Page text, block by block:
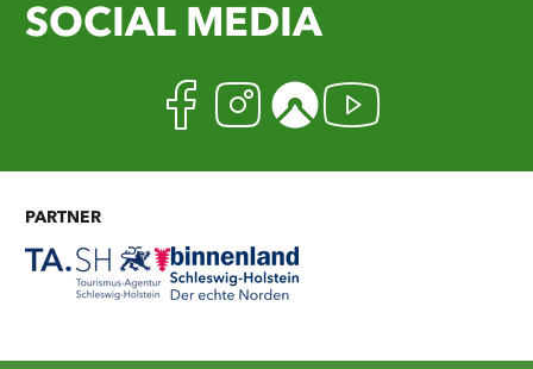
SOCIAL MEDIA
Facebook
Instagram
Komoot
PARTNER